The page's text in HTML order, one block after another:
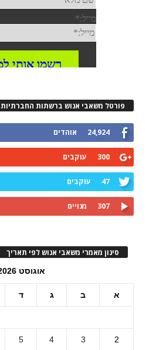
פורטל משאבי אנוש ברשתות החברתיות
24,924 אוהדים
300 עוקבים
47 עוקבים
307 מנויים
סינון מאמרי משאבי אנוש לפי תאריך
אוגוסט 2026
א ב ג ד
2
3
4
5